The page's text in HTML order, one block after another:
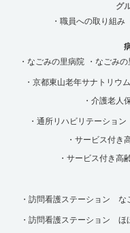
グ
・職員への取り組み
・なごみの里病院
・なごみ
・京都東山老年サナトリウム
・介護老
・通所リハビリテーショ
・サービス付
・サービス付き
・訪問看護ステーション な
・訪問看護ステーション ほ